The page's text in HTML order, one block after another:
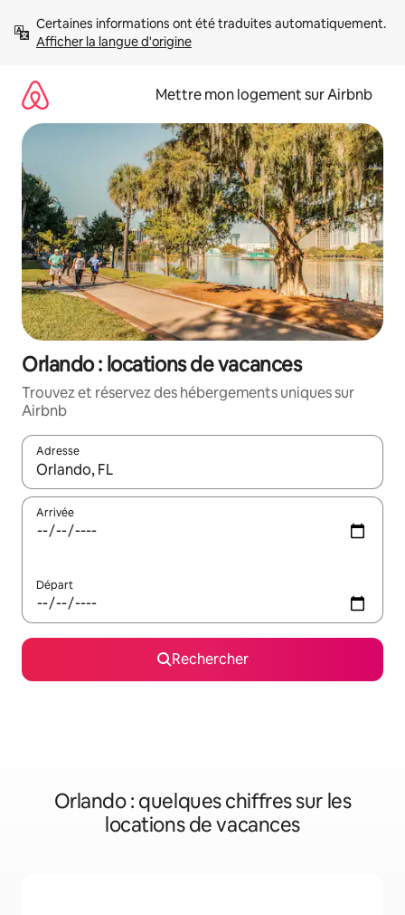
directement
Afficher la langue d'origine
Mettre mon logement sur Airbnb
Orlando : locations de vacances
Trouvez et réservez des hébergements uniques sur
Airbnb
Adresse
Lorsque les résultats s'affichent, utilisez les flèches vers le
Arrivée
Départ
Rechercher
Orlando : quelques chiffres sur les
locations de vacances